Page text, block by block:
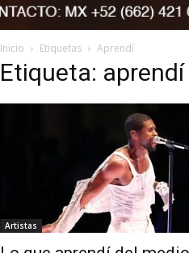
Inicio Etiquetas Aprendí
Etiqueta: aprendí
Artistas